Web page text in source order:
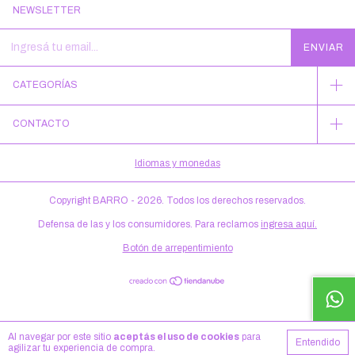
Al navegar por este sitio aceptás el uso de cookies para
agilizar tu experiencia de compra.
Entendido
NEWSLETTER
CATEGORÍAS
CONTACTO
Idiomas y monedas
Copyright BARRO - 2026. Todos los derechos reservados.
Defensa de las y los consumidores. Para reclamos ingresa aquí.
Botón de arrepentimiento